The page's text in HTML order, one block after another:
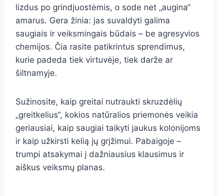
lizdus po grindjuostėmis, o sode net „augina“
amarus. Gera žinia: jas suvaldyti galima
saugiais ir veiksmingais būdais – be agresyvios
chemijos. Čia rasite patikrintus sprendimus,
kurie padeda tiek virtuvėje, tiek darže ar
šiltnamyje.
Sužinosite, kaip greitai nutraukti skruzdėlių
„greitkelius“, kokios natūralios priemonės veikia
geriausiai, kaip saugiai taikyti jaukus kolonijoms
ir kaip užkirsti kelią jų grįžimui. Pabaigoje –
trumpi atsakymai į dažniausius klausimus ir
aiškus veiksmų planas.